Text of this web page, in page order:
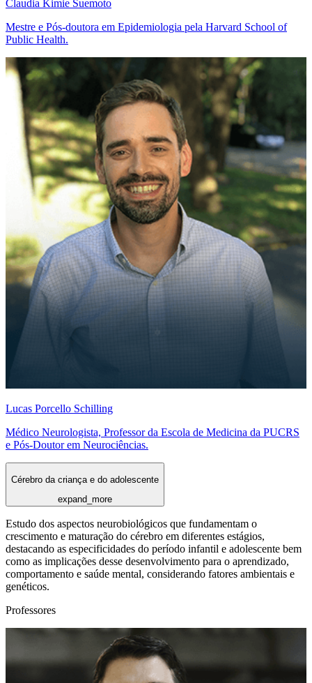
Claudia Kimie Suemoto
Mestre e Pós-doutora em Epidemiologia pela Harvard School of
Public Health.
Lucas Porcello Schilling
Médico Neurologista, Professor da Escola de Medicina da PUCRS
e Pós-Doutor em Neurociências.
Cérebro da criança e do adolescente
expand_more
Estudo dos aspectos neurobiológicos que fundamentam o
crescimento e maturação do cérebro em diferentes estágios,
destacando as especificidades do período infantil e adolescente bem
como as implicações desse desenvolvimento para o aprendizado,
comportamento e saúde mental, considerando fatores ambientais e
genéticos.
Professores